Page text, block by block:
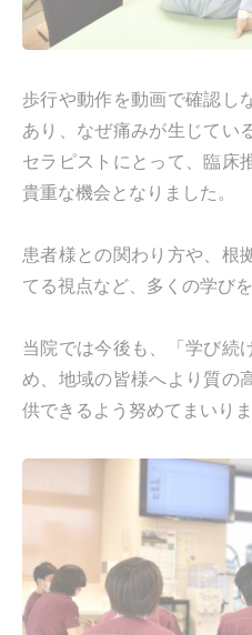
歩行や動作を動画で確認し
あり、なぜ痛みが生じてい
セラピストにとって、臨床
貴重な機会となりました。
患者様との関わり方や、根
てる視点など、多くの学び
当院では今後も、「学び続
め、地域の皆様へより質の
供できるよう努めてまいりま